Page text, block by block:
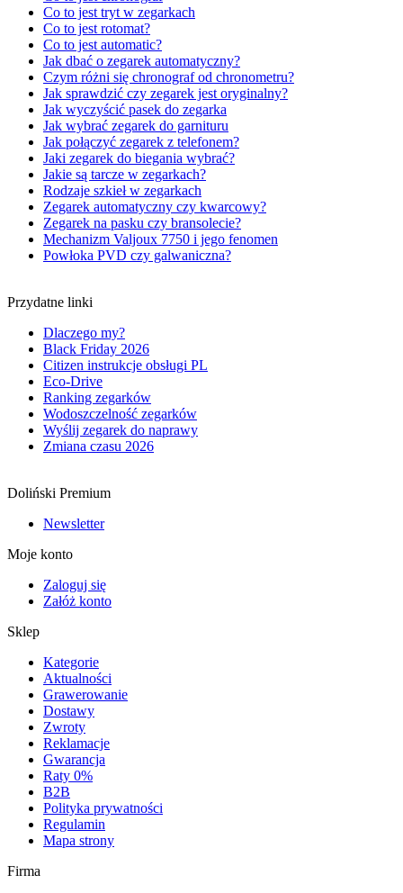
Co to jest tryt w zegarkach
Co to jest rotomat?
Co to jest automatic?
Jak dbać o zegarek automatyczny?
Czym różni się chronograf od chronometru?
Jak sprawdzić czy zegarek jest oryginalny?
Jak wyczyścić pasek do zegarka
Jak wybrać zegarek do garnituru
Jak połączyć zegarek z telefonem?
Jaki zegarek do biegania wybrać?
Jakie są tarcze w zegarkach?
Rodzaje szkieł w zegarkach
Zegarek automatyczny czy kwarcowy?
Zegarek na pasku czy bransolecie?
Mechanizm Valjoux 7750 i jego fenomen
Powłoka PVD czy galwaniczna?
Przydatne linki
Dlaczego my?
Black Friday 2026
Citizen instrukcje obsługi PL
Eco-Drive
Ranking zegarków
Wodoszczelność zegarków
Wyślij zegarek do naprawy
Zmiana czasu 2026
Doliński Premium
Newsletter
Moje konto
Zaloguj się
Załóż konto
Sklep
Kategorie
Aktualności
Grawerowanie
Dostawy
Zwroty
Reklamacje
Gwarancja
Raty 0%
B2B
Polityka prywatności
Regulamin
Mapa strony
Firma